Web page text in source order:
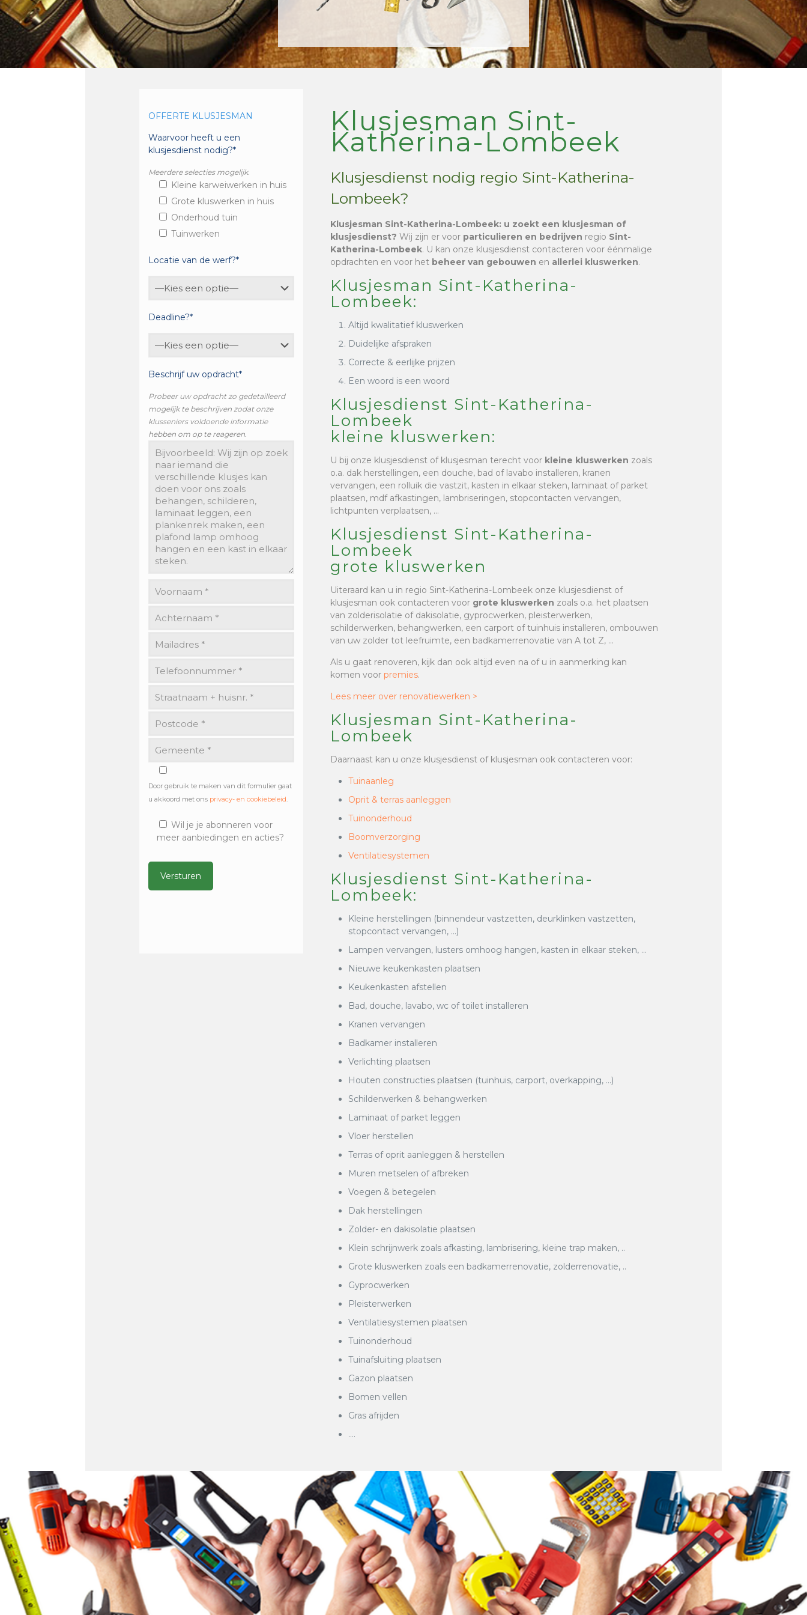
OFFERTE KLUSJESMAN
Waarvoor heeft u een
klusjesdienst nodig?*
Meerdere selecties mogelijk.
Kleine karweiwerken in huis
Grote kluswerken in huis
Onderhoud tuin
Tuinwerken
Locatie van de werf?*
Deadline?*
Beschrijf uw opdracht*
Probeer uw opdracht zo gedetailleerd
mogelijk te beschrijven zodat onze
klusseniers voldoende informatie
hebben om op te reageren.
Door gebruik te maken van dit formulier gaat
u akkoord met ons privacy- en cookiebeleid.
Wil je je abonneren voor
meer aanbiedingen en acties?
Klusjesman Sint-
Katherina-Lombeek
Klusjesdienst nodig regio Sint-Katherina-
Lombeek?
Klusjesman Sint-Katherina-Lombeek: u zoekt een klusjesman of
klusjesdienst? Wij zijn er voor particulieren en bedrijven regio Sint-
Katherina-Lombeek. U kan onze klusjesdienst contacteren voor éénmalige
opdrachten en voor het beheer van gebouwen en allerlei kluswerken.
Klusjesman Sint-Katherina-
Lombeek:
Altijd kwalitatief kluswerken
Duidelijke afspraken
Correcte & eerlijke prijzen
Een woord is een woord
Klusjesdienst Sint-Katherina-
Lombeek
kleine kluswerken:
U bij onze klusjesdienst of klusjesman terecht voor kleine kluswerken zoals
o.a. dak herstellingen, een douche, bad of lavabo installeren, kranen
vervangen, een rolluik die vastzit, kasten in elkaar steken, laminaat of parket
plaatsen, mdf afkastingen, lambriseringen, stopcontacten vervangen,
lichtpunten verplaatsen, …
Klusjesdienst Sint-Katherina-
Lombeek
grote kluswerken
Uiteraard kan u in regio Sint-Katherina-Lombeek onze klusjesdienst of
klusjesman ook contacteren voor grote kluswerken zoals o.a. het plaatsen
van zolderisolatie of dakisolatie, gyprocwerken, pleisterwerken,
schilderwerken, behangwerken, een carport of tuinhuis installeren, ombouwen
van uw zolder tot leefruimte, een badkamerrenovatie van A tot Z, …
Als u gaat renoveren, kijk dan ook altijd even na of u in aanmerking kan
komen voorpremies.
Lees meer over renovatiewerken >
Klusjesman Sint-Katherina-
Lombeek
Daarnaast kan u onze klusjesdienst of klusjesman ook contacteren voor:
Tuinaanleg
Oprit & terras aanleggen
Tuinonderhoud
Boomverzorging
Ventilatiesystemen
Klusjesdienst Sint-Katherina-
Lombeek:
Kleine herstellingen (binnendeur vastzetten, deurklinken vastzetten,
stopcontact vervangen, …)
Lampen vervangen, lusters omhoog hangen, kasten in elkaar steken, …
Nieuwe keukenkasten plaatsen
Keukenkasten afstellen
Bad, douche, lavabo, wc of toilet installeren
Kranen vervangen
Badkamer installeren
Verlichting plaatsen
Houten constructies plaatsen (tuinhuis, carport, overkapping, …)
Schilderwerken & behangwerken
Laminaat of parket leggen
Vloer herstellen
Terras of oprit aanleggen & herstellen
Muren metselen of afbreken
Voegen & betegelen
Dak herstellingen
Zolder- en dakisolatie plaatsen
Klein schrijnwerk zoals afkasting, lambrisering, kleine trap maken, ..
Grote kluswerken zoals een badkamerrenovatie, zolderrenovatie, ..
Gyprocwerken
Pleisterwerken
Ventilatiesystemen plaatsen
Tuinonderhoud
Tuinafsluiting plaatsen
Gazon plaatsen
Bomen vellen
Gras afrijden
….